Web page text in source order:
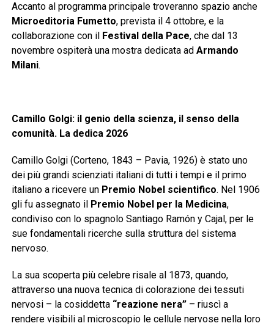
Accanto al programma principale troveranno spazio anche
Microeditoria Fumetto, prevista il 4 ottobre, e la
collaborazione con il Festival della Pace, che dal 13
novembre ospiterà una mostra dedicata ad Armando
Milani.
Camillo Golgi: il genio della scienza, il senso della
comunità. La dedica 2026
Camillo Golgi (Corteno, 1843 – Pavia, 1926) è stato uno
dei più grandi scienziati italiani di tutti i tempi e il primo
italiano a ricevere un Premio Nobel scientifico. Nel 1906
gli fu assegnato il Premio Nobel per la Medicina,
condiviso con lo spagnolo Santiago Ramón y Cajal, per le
sue fondamentali ricerche sulla struttura del sistema
nervoso.
La sua scoperta più celebre risale al 1873, quando,
attraverso una nuova tecnica di colorazione dei tessuti
nervosi – la cosiddetta “reazione nera”– riuscì a
rendere visibili al microscopio le cellule nervose nella loro